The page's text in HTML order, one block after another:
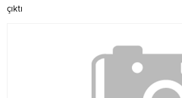
çıktı